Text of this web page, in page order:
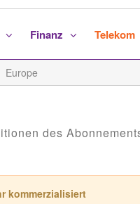
Finanz Telekom
Europe
des
kommerzialisiert